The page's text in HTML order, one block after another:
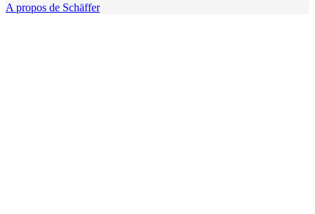
A propos de Schäffer